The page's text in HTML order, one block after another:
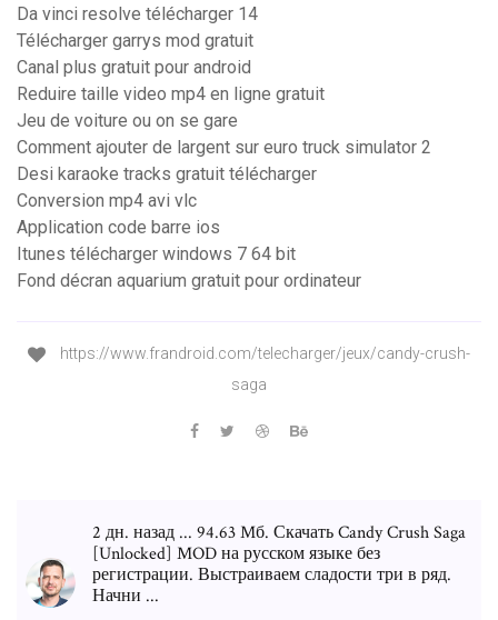
Da vinci resolve télécharger 14
Télécharger garrys mod gratuit
Canal plus gratuit pour android
Reduire taille video mp4 en ligne gratuit
Jeu de voiture ou on se gare
Comment ajouter de largent sur euro truck simulator 2
Desi karaoke tracks gratuit télécharger
Conversion mp4 avi vlc
Application code barre ios
Itunes télécharger windows 7 64 bit
Fond décran aquarium gratuit pour ordinateur
https://www.frandroid.com/telecharger/jeux/candy-crush-
saga
2 дн. назад ... 94.63 Mб. Скачать Candy Crush Saga
[Unlocked] MOD на русском языке без
регистрации. Выстраиваем сладости три в ряд.
Начни ...